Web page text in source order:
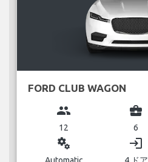
FORD CLUB WAGON
group
12
business_center
6
miscellaneous_services login